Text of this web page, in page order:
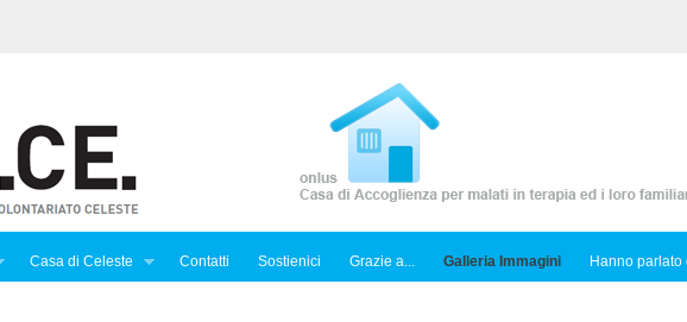
Casa di Celeste Contatti Sostienici Grazie a... Galleria Immagini Hanno parlato